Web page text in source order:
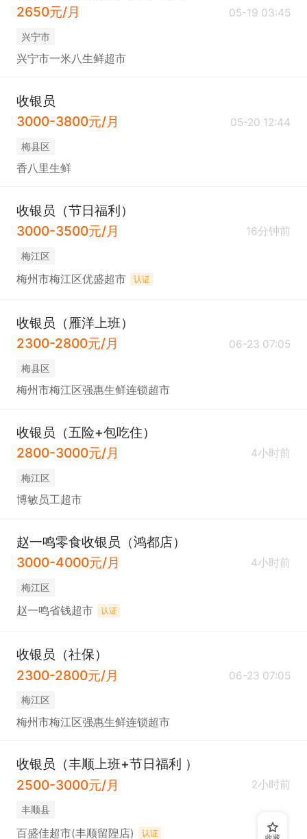
2650元/月
05-19 03:45
兴宁市
兴宁市一米八生鲜超市
收银员
3000-3800元/月
05-20 12:44
梅县区
香八里生鲜
收银员（节日福利）
3000-3500元/月
16分钟前
梅江区
梅州市梅江区优盛超市 认证
收银员（雁洋上班）
2300-2800元/月
06-23 07:05
梅县区
梅州市梅江区强惠生鲜连锁超市
收银员（五险+包吃住）
2800-3000元/月
4小时前
梅江区
博敏员工超市
赵一鸣零食收银员（鸿都店）
3000-4000元/月
4小时前
梅江区
赵一鸣省钱超市 认证
收银员（社保）
2300-2800元/月
06-23 07:05
梅江区
梅州市梅江区强惠生鲜连锁超市
收银员（丰顺上班+节日福利 ）
2500-3000元/月
2小时前
丰顺县
百盛佳超市(丰顺留隍店) 认证